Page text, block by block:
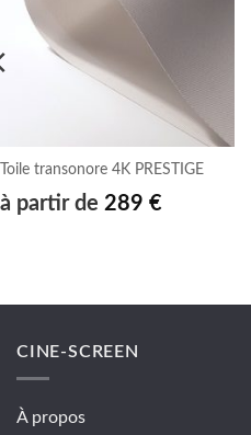
Toile transonore 4K PRESTIGE
à partir de 289 €
CINE-SCREEN
À propos